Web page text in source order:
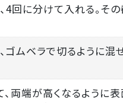
4回に分けて入れる。そ
ゴムベラで切るように混
両端が高くなるように表